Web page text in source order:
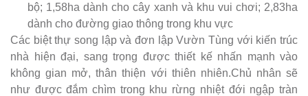
bộ; 1,58ha dành cho cây xanh và khu vui chơi; 2,83ha
dành cho đường giao thông trong khu vực
Các biệt thự song lập và đơn lập Vườn Tùng với kiến trúc
nhà hiện đại, sang trọng được thiết kế nhấn mạnh vào
không gian mở, thân thiện với thiên nhiên.Chủ nhân sẽ
như được đắm chìm trong khu rừng nhiệt đới ngập tràn